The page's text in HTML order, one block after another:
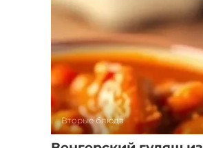
Вторые блюда